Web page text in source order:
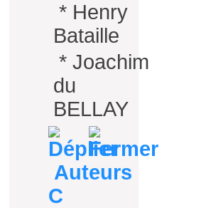
* Henry
Bataille
* Joachim
du
BELLAY
Auteurs
C